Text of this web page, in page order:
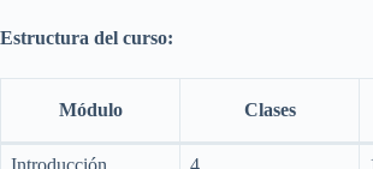
Estructura del curso:
Módulo Clases